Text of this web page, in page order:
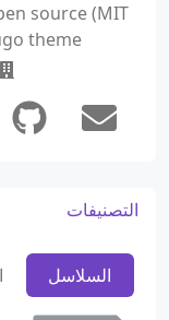
source (MIT
theme.
التصنيفات
السلاسل